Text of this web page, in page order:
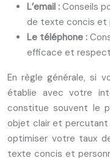
L’email : Conseils
de texte concis et
Le téléphone :
efficace et
En règle générale, si
établie avec votre
constitue souvent le
objet clair et percutant
optimiser votre taux
texte concis et